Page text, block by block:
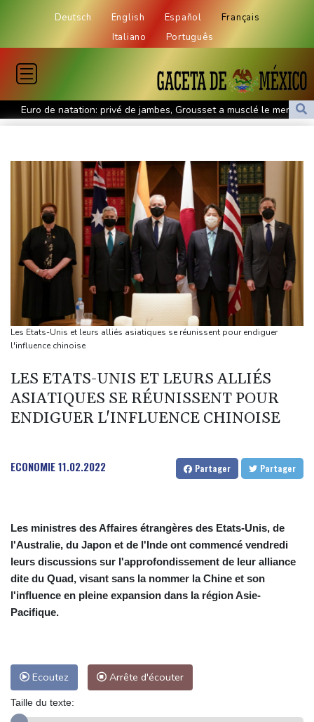
Deutsch English Español
Français
Italiano
Português
Euro de natation: privé de jambes, Grousset a musclé le mental
WTA 1000: Sabalenka et Pegula éliminées à Toronto, Swiatek
Téhéran pose ses conditions à toute réouverture du détroit
Lionel Messi en Argentine pour faire ses adieux à son père
décédé
Le cancer de Joe Biden s'est aggravé, selon son fils
Colombie: deux attaques marquent le premier jour du président
de la Espriella au pouvoir
MotoGP: "Confiant" et dominateur, Martin favori à Silverstone
Tour de France: Vollering domine Niewiadoma à Nice et endosse
le maillot jaune
Retour timide des touristes au Porge, encore meurtri par le
mégafeu
Zelensky avertit que l'hiver sera difficile pour l'Ukraine, 4 morts
dans des frappes dans la région de Kiev
Les Etats-Unis et leurs alliés asiatiques se réunissent pour endiguer
l'influence chinoise
LES ETATS-UNIS ET LEURS ALLIÉS
ASIATIQUES SE RÉUNISSENT POUR
ENDIGUER L'INFLUENCE CHINOISE
ECONOMIE11.02.2022 Partager Partager
Les ministres des Affaires étrangères des Etats-Unis, de
l'Australie, du Japon et de l'Inde ont commencé vendredi
leurs discussions sur l'approfondissement de leur alliance
dite du Quad, visant sans la nommer la Chine et son
l'influence en pleine expansion dans la région Asie-
Pacifique.
Ecoutez Arrête d'écouter
Taille du texte: